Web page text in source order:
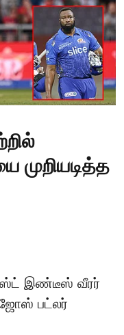
முறியடித்த
இண்டீஸ் வீரர்
பட்லர்